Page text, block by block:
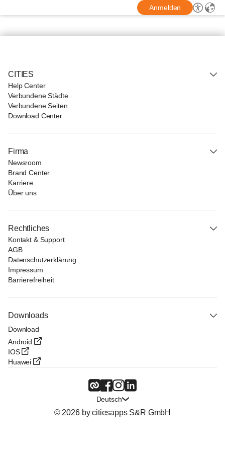
Anmelden
CITIES
Help Center
Verbundene Städte
Verbundene Seiten
Download Center
Firma
Newsroom
Brand Center
Karriere
Über uns
Rechtliches
Kontakt & Support
AGB
Datenschutzerklärung
Impressum
Barrierefreiheit
Downloads
Download
Android
IOS
Huawei
Deutsch
© 2026 by citiesapps S&R GmbH